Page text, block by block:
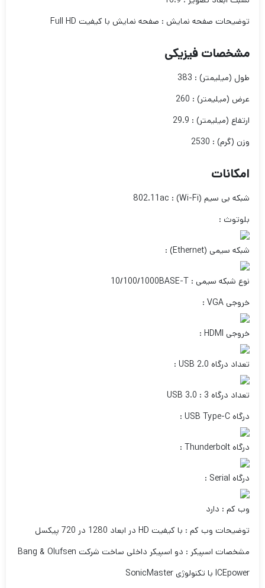
توضیحات صفحه نمایش : صفحه نمایش با کیفیت Full HD
مشخصات فیزیکی
طول (میلیمتر) : 383
عرض (میلیمتر) : 260
ارتفاع (میلیمتر) : 29.9
وزن (گرم) : 2530
امکانات
شبکه بی سیم (Wi-Fi) : 802.11ac
بلوتوث :
شبکه سیمی (Ethernet) :
نوع شبکه سیمی : 10/100/1000BASE-T
خروجی VGA :
خروجی HDMI :
تعداد درگاه USB 2.0 :
تعداد درگاه USB 3.0 : 3
درگاه USB Type-C :
درگاه Thunderbolt :
درگاه Serial :
وب کم : دارد
توضیحات وب کم : با کیفیت HD در ابعاد 1280 در 720 پیکسل
مشخصات اسپیکر : دو اسپیکر داخلی ساخت شرکت Bang & Olufsen
ICEpower با تکنولوژی SonicMaster